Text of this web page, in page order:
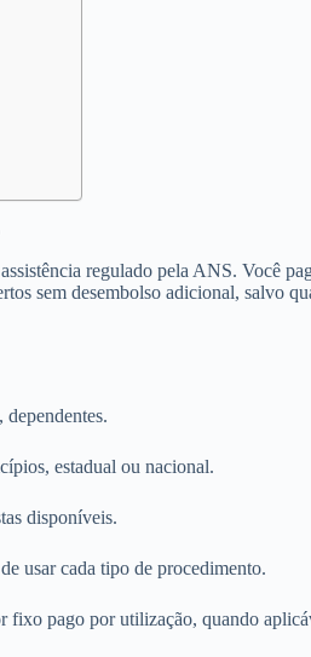
regulado pela ANS. Você
sem desembolso adicional, salvo
estadual ou nacional.
disponíveis.
usar cada tipo de procedimento.
fixo pago por utilização, quando